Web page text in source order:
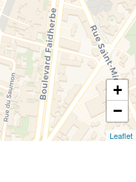
+
−
Leaflet